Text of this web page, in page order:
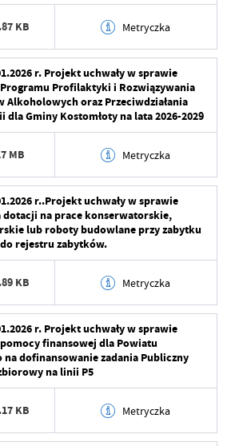
Maja Żurawek
2026-04-23 10:29:35
Maja Żurawek
KB Metryczka
2026-03-31 08:29:17
Rafał Czarnecki
2026-04-23 10:30:02
Maja Żurawek
r. Projekt uchwały w sprawie
Profilaktyki i Rozwiązywania
Alkoholowych oraz Przeciwdziałania
dla Gminy Kostomłoty na lata 2026-2029
MB Metryczka
2026-01-20 15:21:49
Beata Mamczarz
r..Projekt uchwały w sprawie
dotacji na prace konserwatorskie,
lub roboty budowlane przy zabytku
rejestru zabytków.
KB Metryczka
r. Projekt uchwały w sprawie
finansowej dla Powiatu
na dofinansowanie zadania Publiczny
na linii P5
KB Metryczka